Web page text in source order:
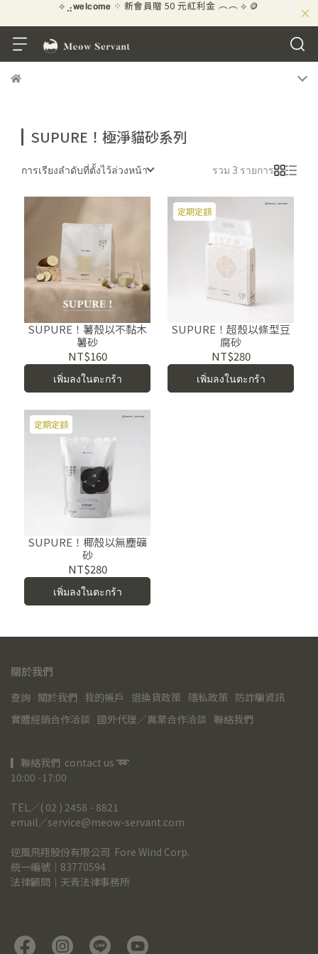
×
SUPURE！極淨貓砂系列
การเรียงลำดับที่ตั้งไว้ล่วงหน้า รวม 3 รายการ
SUPURE！薯殼以不黏木
薯砂
NT$160
เพิ่มลงในตะกร้า
定期定額
SUPURE！超殼以條型豆
腐砂
NT$280
เพิ่มลงในตะกร้า
定期定額
SUPURE！椰殼以無塵礦
砂
NT$280
เพิ่มลงในตะกร้า
關於我們
查詢 關於我們 我的帳戶 退換貨政策 隱私政策 防詐騙資訊
實體經銷合作洽談 國外代理／異業合作洽談 聯絡我們
▎聯絡我們  contact us ➿
10:00 -17:00
TEL╱( 02 ) 2458 - 8821
email╱service@meow-servant.com
逆風飛翔股份有限公司  Fore Wind Corp.
統一編號｜83770594
法律顧問｜天青法律事務所